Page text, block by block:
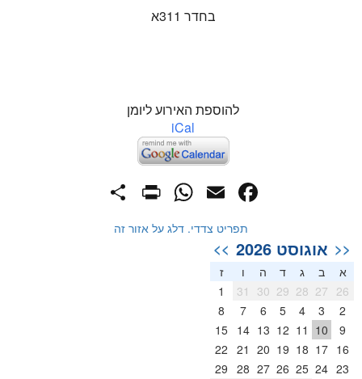
בחדר 311א
להוספת האירוע ליומן
iCal
Facebook
Email
WhatsApp
תפריט צדדי. דלג על אזור זה
<< אוגוסט 2026 >>
א ב ג ד ה
ז
26
27
28
29
30
31
2
3
4
5
6
7
8
9
10
11
12
13
14
15
16
17
18
19
20
21
22
23
24
25
26
27
28
29